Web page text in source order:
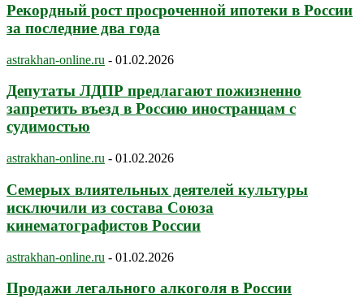
Рекордный рост просроченной ипотеки в России
за последние два года
astrakhan-online.ru - 01.02.2026
Депутаты ЛДПР предлагают пожизненно
запретить въезд в Россию иностранцам с
судимостью
astrakhan-online.ru - 01.02.2026
Семерых влиятельных деятелей культуры
исключили из состава Союза
кинематографистов России
astrakhan-online.ru - 01.02.2026
Продажи легального алкоголя в России